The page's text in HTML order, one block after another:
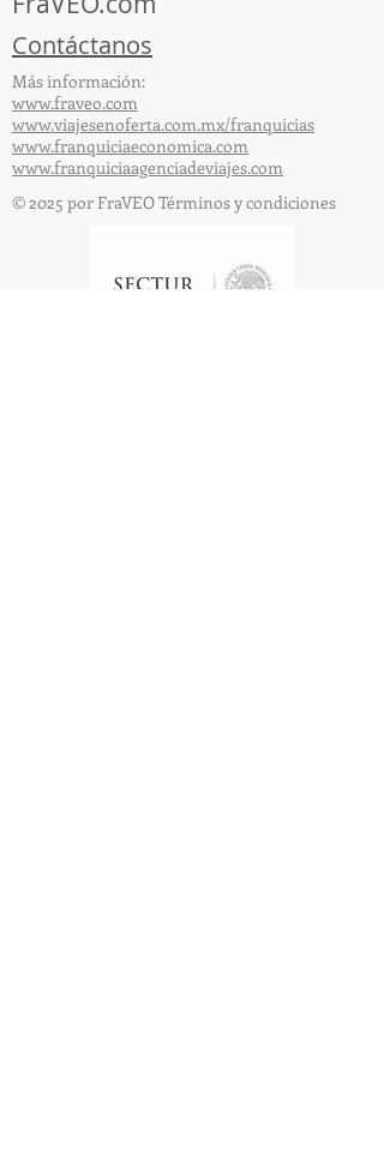
Contáctanos
Más información:
www.fraveo.com
www.viajesenoferta.com.mx/franquicias
www.franquiciaeconomica.com
www.franquiciaagenciadeviajes.com
© 2025 por FraVEO Términos y condiciones